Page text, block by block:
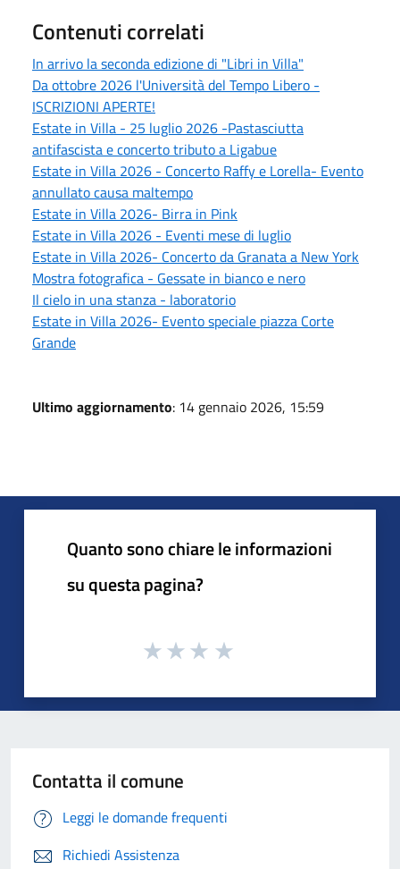
Contenuti correlati
In arrivo la seconda edizione di "Libri in Villa"
Da ottobre 2026 l'Università del Tempo Libero -
ISCRIZIONI APERTE!
Estate in Villa - 25 luglio 2026 -Pastasciutta
antifascista e concerto tributo a Ligabue
Estate in Villa 2026 - Concerto Raffy e Lorella- Evento
annullato causa maltempo
Estate in Villa 2026- Birra in Pink
Estate in Villa 2026 - Eventi mese di luglio
Estate in Villa 2026- Concerto da Granata a New York
Mostra fotografica - Gessate in bianco e nero
Il cielo in una stanza - laboratorio
Estate in Villa 2026- Evento speciale piazza Corte
Grande
Ultimo aggiornamento: 14 gennaio 2026, 15:59
Quanto sono chiare le informazioni
su questa pagina?
Contatta il comune
Leggi le domande frequenti
Richiedi Assistenza